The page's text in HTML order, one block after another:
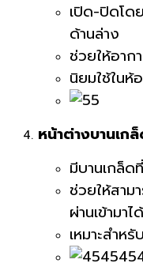
เปิด-ปิดโด
ด้านล่าง
ช่วยให้อา
นิยมใช้ในห้
หน้าต่างบานเ
มีบานเกล็ด
ช่วยให้สา
ผ่านเข้ามาได้
เหมาะสำห